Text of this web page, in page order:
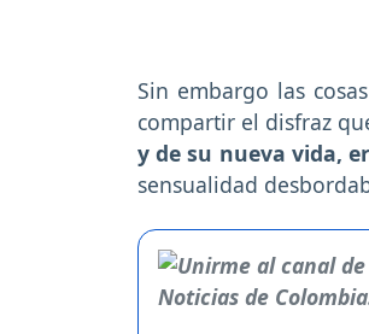
Sin embargo las
compartir el disfraz
y de su nueva vida,
sensualidad